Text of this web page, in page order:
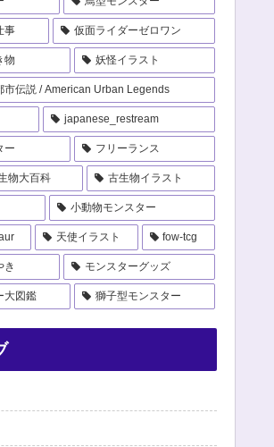
事 仮面ライダーゼロワン
物 妖怪イラスト
市伝説 / American Urban Legends
japanese_restream
ー フリーランス
物大百科 古生物イラスト
小動物モンスター
天使イラスト fow-tcg
き モンスターグッズ
大図鑑 獅子型モンスター